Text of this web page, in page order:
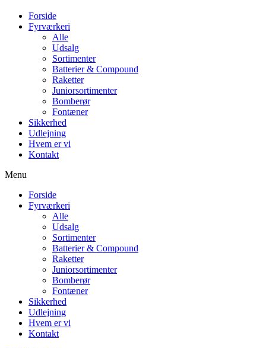
Forside
Fyrværkeri
Alle
Udsalg
Sortimenter
Batterier & Compound
Raketter
Juniorsortimenter
Bomberør
Fontæner
Sikkerhed
Udlejning
Hvem er vi
Kontakt
Menu
Forside
Fyrværkeri
Alle
Udsalg
Sortimenter
Batterier & Compound
Raketter
Juniorsortimenter
Bomberør
Fontæner
Sikkerhed
Udlejning
Hvem er vi
Kontakt